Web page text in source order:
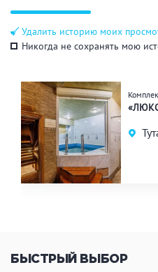
Удалить историю моих
Никогда не сохранять мою
БЫСТРЫЙ ВЫБОР